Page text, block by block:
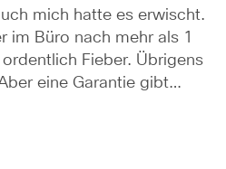
mich hatte es erwischt.
im Büro nach mehr als 1
Fieber. Übrigens
eine Garantie gibt…